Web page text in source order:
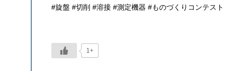
#旋盤 #切削 #溶接 #測定機器 #ものづくりコンテスト
1+